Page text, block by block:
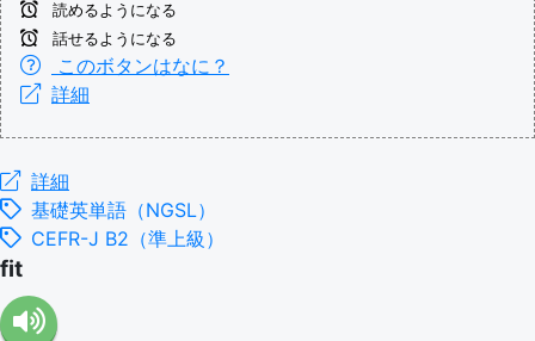
読めるようになる
話せるようになる
このボタンはなに？
詳細
詳細
基礎英単語（NGSL）
CEFR-J B2（準上級）
fit